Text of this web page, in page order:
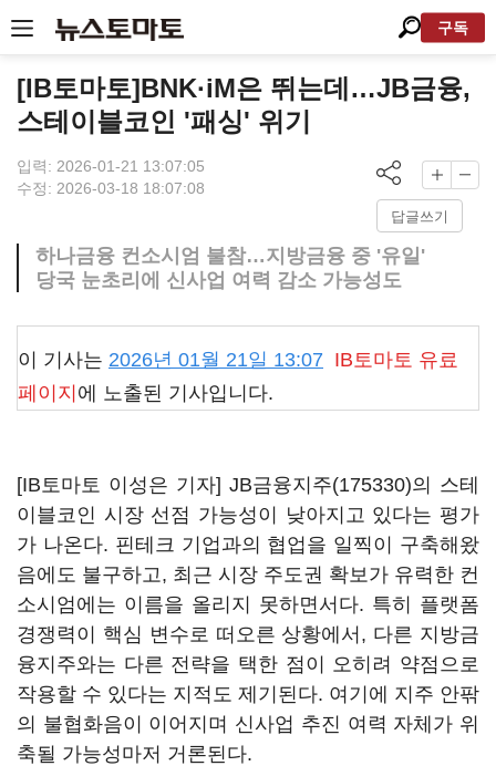
구독
[IB토마토]BNK·iM은 뛰는데…JB금융,
스테이블코인 '패싱' 위기
입력: 2026-01-21 13:07:05
수정: 2026-03-18 18:07:08
답글쓰기
하나금융 컨소시엄 불참…지방금융 중 '유일'
당국 눈초리에 신사업 여력 감소 가능성도
이 기사는 2026년 01월 21일 13:07 IB토마토 유료
페이지 에 노출된 기사입니다.
[IB토마토 이성은 기자] JB금융지주(175330)의 스테
이블코인 시장 선점 가능성이 낮아지고 있다는 평가
가 나온다. 핀테크 기업과의 협업을 일찍이 구축해왔
음에도 불구하고, 최근 시장 주도권 확보가 유력한 컨
소시엄에는 이름을 올리지 못하면서다. 특히 플랫폼
경쟁력이 핵심 변수로 떠오른 상황에서, 다른 지방금
융지주와는 다른 전략을 택한 점이 오히려 약점으로
작용할 수 있다는 지적도 제기된다. 여기에 지주 안팎
의 불협화음이 이어지며 신사업 추진 여력 자체가 위
축될 가능성마저 거론된다.